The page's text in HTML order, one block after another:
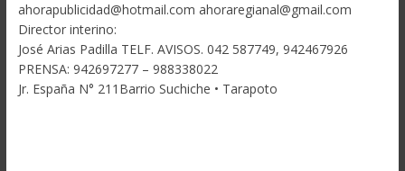
ahorapublicidad@hotmail.com ahoraregianal@gmail.com
Director interino:
José Arias Padilla TELF. AVISOS. 042 587749, 942467926
PRENSA: 942697277 – 988338022
Jr. España N° 211Barrio Suchiche • Tarapoto